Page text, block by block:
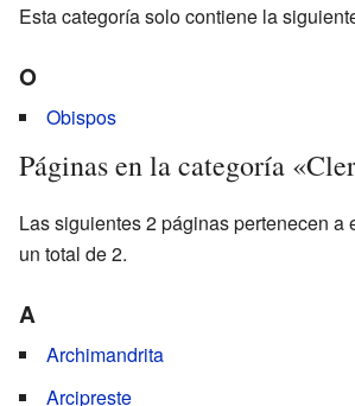
Esta categoría solo contiene la
O
Obispos
Páginas en la categoría
Las siguientes 2 páginas pertenecen a
un total de 2.
A
Archimandrita
Arcipreste